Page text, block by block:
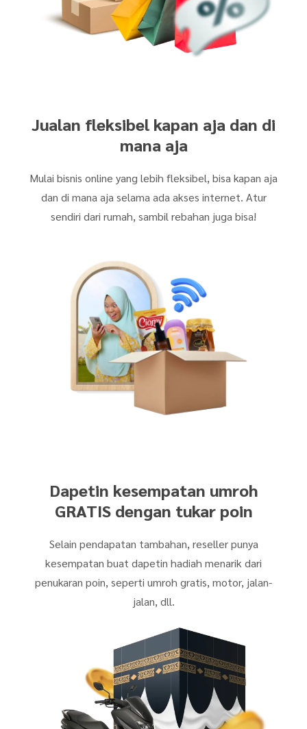
Jualan fleksibel kapan aja dan di
mana aja
Mulai bisnis online yang lebih fleksibel, bisa kapan aja
dan di mana aja selama ada akses internet. Atur
sendiri dari rumah, sambil rebahan juga bisa!
Dapetin kesempatan umroh
GRATIS dengan tukar poin
Selain pendapatan tambahan, reseller punya
kesempatan buat dapetin hadiah menarik dari
penukaran poin, seperti umroh gratis, motor, jalan-
jalan, dll.